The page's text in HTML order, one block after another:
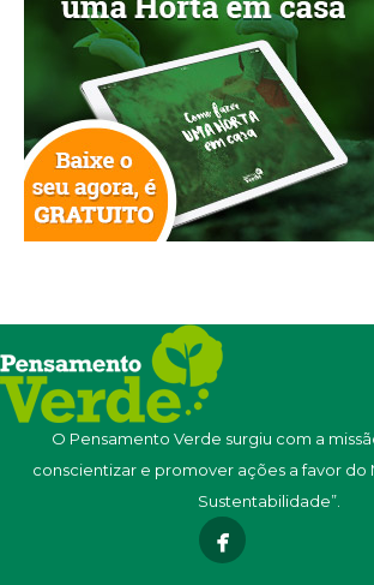
O Pensamento Verde surgiu com a
conscientizar e promover ações a favor do
Sustentabilidade”.